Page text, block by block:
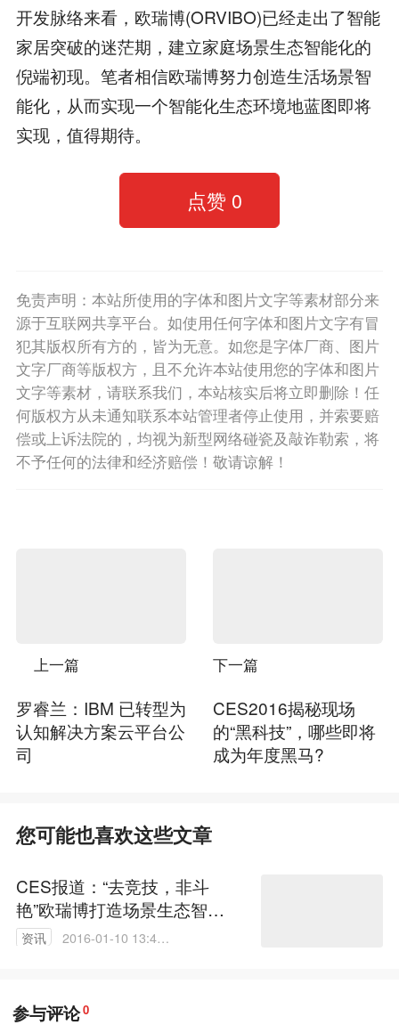
开发脉络来看，欧瑞博(ORVIBO)已经走出了智能
家居突破的迷茫期，建立家庭场景生态智能化的
倪端初现。笔者相信欧瑞博努力创造生活场景智
能化，从而实现一个智能化生态环境地蓝图即将
实现，值得期待。
点赞 0
免责声明：本站所使用的字体和图片文字等素材部分来
源于互联网共享平台。如使用任何字体和图片文字有冒
犯其版权所有方的，皆为无意。如您是字体厂商、图片
文字厂商等版权方，且不允许本站使用您的字体和图片
文字等素材，请联系我们，本站核实后将立即删除！任
何版权方从未通知联系本站管理者停止使用，并索要赔
偿或上诉法院的，均视为新型网络碰瓷及敲诈勒索，将
不予任何的法律和经济赔偿！敬请谅解！
上一篇
罗睿兰：IBM 已转型为
认知解决方案云平台公
司
下一篇
CES2016揭秘现场
的“黑科技”，哪些即将
成为年度黑马?
您可能也喜欢这些文章
CES报道：“去竞技，非斗
艳”欧瑞博打造场景生态智能
家居
资讯
2016-01-10 13:42:
参与评论0